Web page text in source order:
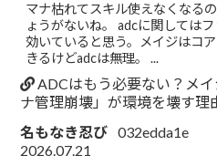
マナ枯れてスキル使えなくなる
ょうがないね。 adcに関しては
効いていると思う。メイジはコ
きるけどadcは無理。 ...
ADCはもう必要ない？メ
ナ管理崩壊」が環境を壊す理
名もなき忍び 032edda1e
2026.07.21